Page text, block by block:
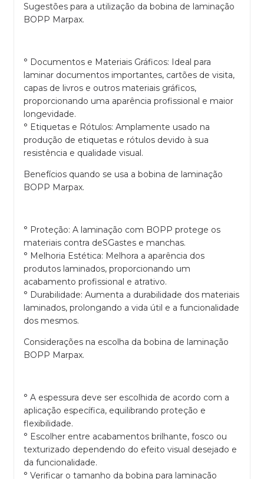
Sugestões para a utilização da bobina de laminação
BOPP Marpax.
° Documentos e Materiais Gráficos: Ideal para
laminar documentos importantes, cartões de visita,
capas de livros e outros materiais gráficos,
proporcionando uma aparência profissional e maior
longevidade.
° Etiquetas e Rótulos: Amplamente usado na
produção de etiquetas e rótulos devido à sua
resistência e qualidade visual.
Benefícios quando se usa a bobina de laminação
BOPP Marpax.
° Proteção: A laminação com BOPP protege os
materiais contra deSGastes e manchas.
° Melhoria Estética: Melhora a aparência dos
produtos laminados, proporcionando um
acabamento profissional e atrativo.
° Durabilidade: Aumenta a durabilidade dos materiais
laminados, prolongando a vida útil e a funcionalidade
dos mesmos.
Considerações na escolha da bobina de laminação
BOPP Marpax.
° A espessura deve ser escolhida de acordo com a
aplicação específica, equilibrando proteção e
flexibilidade.
° Escolher entre acabamentos brilhante, fosco ou
texturizado dependendo do efeito visual desejado e
da funcionalidade.
° Verificar o tamanho da bobina para laminação